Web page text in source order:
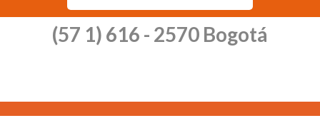
(57 1) 616 - 2570 Bogotá